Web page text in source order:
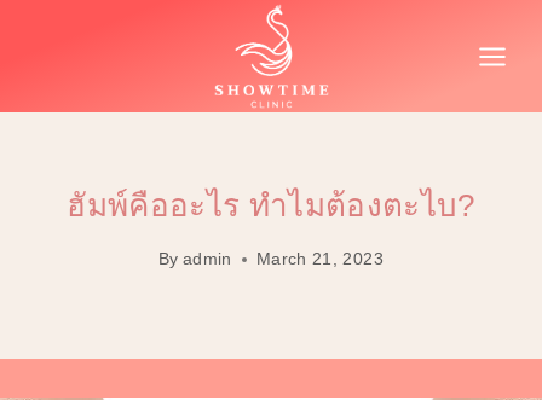
ฮัมพ์คืออะไร ทำไมต้องตะไบ?
By admin March 21, 2023